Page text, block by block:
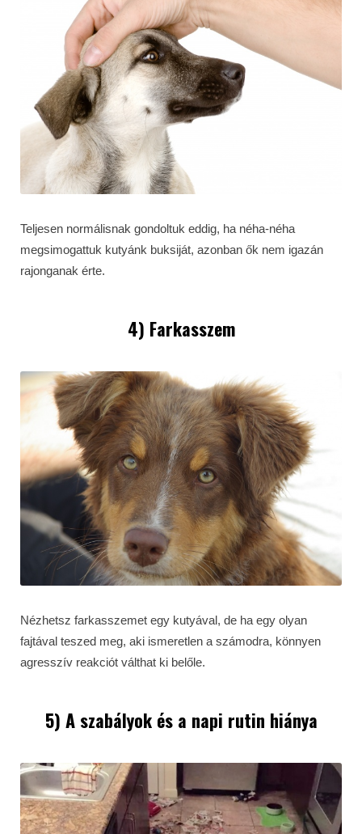
Teljesen normálisnak gondoltuk eddig, ha néha-néha
megsimogattuk kutyánk buksiját, azonban ők nem igazán
rajonganak érte.
4) Farkasszem
Nézhetsz farkasszemet egy kutyával, de ha egy olyan
fajtával teszed meg, aki ismeretlen a számodra, könnyen
agresszív reakciót válthat ki belőle.
5) A szabályok és a napi rutin hiánya